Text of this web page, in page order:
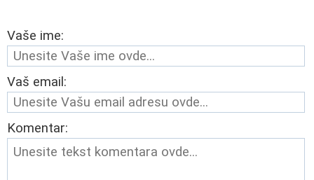
Vaše ime:
Vaš email:
Komentar: